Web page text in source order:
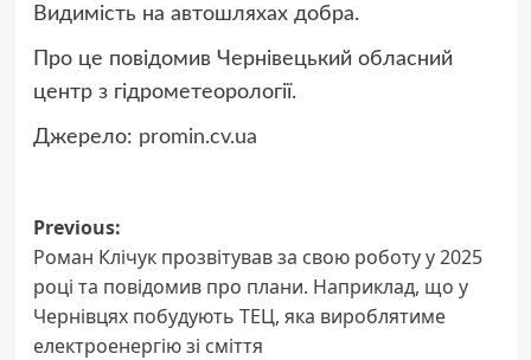
Видимість на автошляхах добра.
Про це повідомив Чернівецький обласний
центр з гідрометеорології.
Джерело: promin.cv.ua
Post
navigation
Previous:
Роман Клічук прозвітував за свою роботу у 2025
році та повідомив про плани. Наприклад, що у
Чернівцях побудують ТЕЦ, яка вироблятиме
електроенергію зі сміття